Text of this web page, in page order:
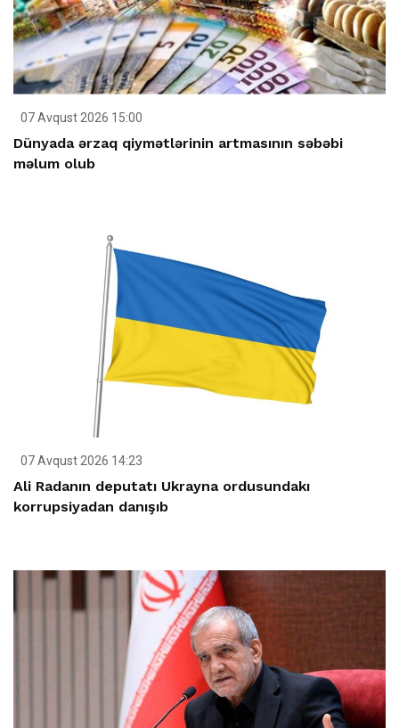
07 Avqust 2026 15:00
Dünyada ərzaq qiymətlərinin artmasının səbəbi
məlum olub
07 Avqust 2026 14:23
Ali Radanın deputatı Ukrayna ordusundakı
korrupsiyadan danışıb